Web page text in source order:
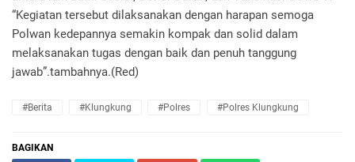
“Kegiatan tersebut dilaksanakan dengan harapan semoga
Polwan kedepannya semakin kompak dan solid dalam
melaksanakan tugas dengan baik dan penuh tanggung
jawab”.tambahnya.(Red)
#Berita #Klungkung #Polres #Polres Klungkung
BAGIKAN